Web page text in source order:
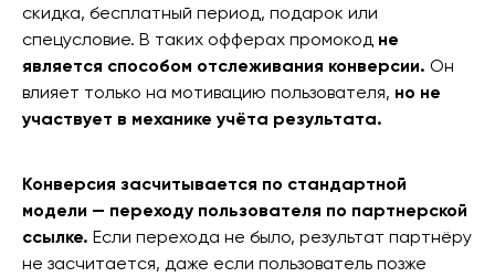
скидка, бесплатный период, подарок или
спецусловие. В таких офферах промокод не
является способом отслеживания конверсии. Он
влияет только на мотивацию пользователя, но не
участвует в механике учёта результата.
Конверсия засчитывается по стандартной
модели — переходу пользователя по партнерской
ссылке. Если перехода не было, результат партнёру
не засчитается, даже если пользователь позже